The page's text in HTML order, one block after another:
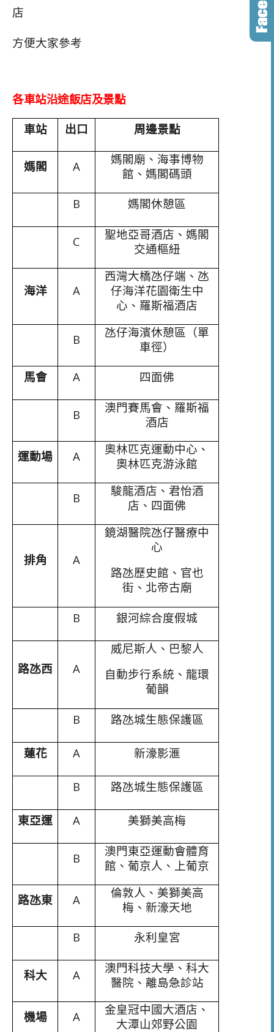
店
方便大家參考
各車站沿途飯店及景點
車站
出口 周邊景點
媽閣 A
媽閣廟、海事博物
館、媽閣碼頭
B
媽閣休憩區
C
聖地亞哥酒店、媽閣
交通樞紐
海洋 A
西灣大橋氹仔端、氹
仔海洋花園衛生中
心、羅斯福酒店
B
氹仔海濱休憩區（單
車徑）
馬會
A 四面佛
B
澳門賽馬會、羅斯福
酒店
運動場 A
奧林匹克運動中心、
奧林匹克游泳館
B
駿龍酒店、君怡酒
店、四面佛
排角 A
鏡湖醫院氹仔醫療中
心
路氹歷史館、官也
街、北帝古廟
B
銀河綜合度假城
路氹西 A
威尼斯人、巴黎人
自動步行系統、龍環
葡韻
B
路氹城生態保護區
蓮花 A 新濠影滙
B 路氹城生態保護區
東亞運 A 美獅美高梅
B
澳門東亞運動會體育
館、葡京人、上葡京
路氹東 A
倫敦人、美獅美高
梅、新濠天地
B
永利皇宮
科大 A
澳門科技大學、科大
醫院、離島急診站
機場 A
金皇冠中國大酒店、
大潭山郊野公園